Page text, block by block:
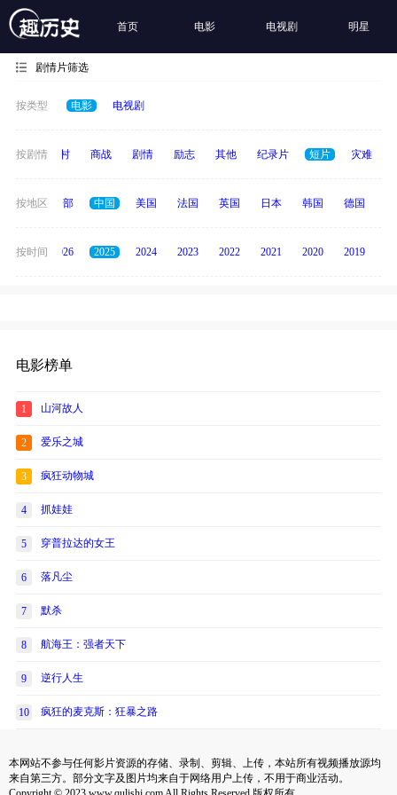
首页 电影 电视剧 明星
剧情片筛选
按类型 电影 电视剧
按剧情
历史 乡村 商战 剧情 励志 其他 纪录片 短片 灾难
按地区 全部 中国 美国 法国 英国 日本 韩国 德国
按时间
全部 2026 2025 2024 2023 2022 2021 2020 2019
电影榜单
1 山河故人
2 爱乐之城
3 疯狂动物城
4 抓娃娃
5 穿普拉达的女王
6 落凡尘
7 默杀
8 航海王：强者天下
9 逆行人生
10 疯狂的麦克斯：狂暴之路
本网站不参与任何影片资源的存储、录制、剪辑、上传，本站所有视频播放源均
来自第三方。部分文字及图片均来自于网络用户上传，不用于商业活动。